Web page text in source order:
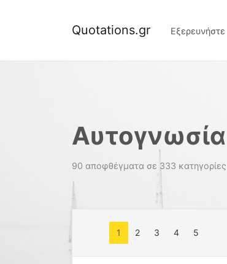
Quotations.gr Εξερευνήστε
Αυτογνωσία
90 αποφθέγματα σε 333 κατηγορίες
1 2 3 4 5